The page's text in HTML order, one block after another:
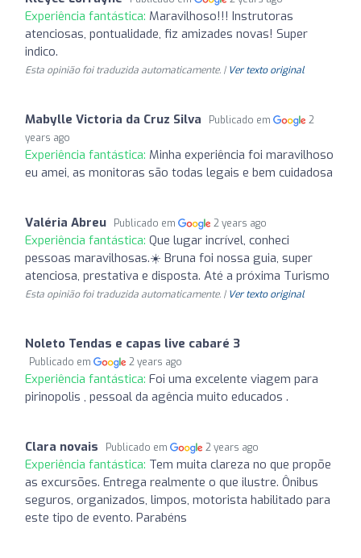
Experiência fantástica: Maravilhoso!!! Instrutoras
atenciosas, pontualidade, fiz amizades novas! Super
indico.
Esta opinião foi traduzida automaticamente. | Ver texto original
Mabylle Victoria da Cruz Silva Publicado em
2
years ago
Experiência fantástica: Minha experiência foi maravilhoso
eu amei, as monitoras são todas legais e bem cuidadosa
Valéria Abreu Publicado em 2 years ago
Experiência fantástica: Que lugar incrível, conheci
pessoas maravilhosas.☀️ Bruna foi nossa guia, super
atenciosa, prestativa e disposta. Até a próxima Turismo
Esta opinião foi traduzida automaticamente. | Ver texto original
Noleto Tendas e capas live cabaré 3
Publicado em 2 years ago
Experiência fantástica: Foi uma excelente viagem para
pirinopolis , pessoal da agência muito educados .
Clara novais Publicado em 2 years ago
Experiência fantástica: Tem muita clareza no que propõe
as excursões. Entrega realmente o que ilustre. Ônibus
seguros, organizados, limpos, motorista habilitado para
este tipo de evento. Parabéns